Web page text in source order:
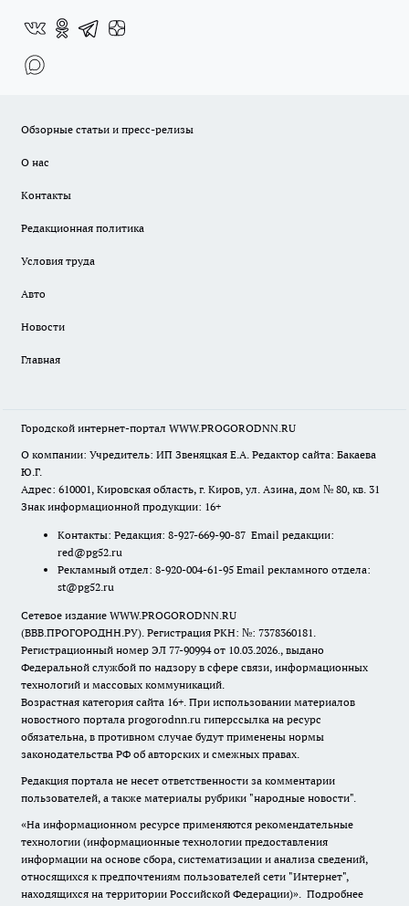
Обзорные статьи и пресс-релизы
О нас
Контакты
Редакционная политика
Условия труда
Авто
Новости
Главная
Городской интернет-портал WWW.PROGORODNN.RU
О компании: Учредитель: ИП Звеняцкая Е.А. Редактор сайта: Бакаева
Ю.Г.
Адрес: 610001, Кировская область, г. Киров, ул. Азина, дом № 80, кв. 31
Знак информационной продукции: 16+
Контакты: Редакция: 8-927-669-90-87 Email редакции:
red@pg52.ru
Рекламный отдел: 8-920-004-61-95 Email рекламного отдела:
st@pg52.ru
Сетевое издание WWW.PROGORODNN.RU
(ВВВ.ПРОГОРОДНН.РУ). Регистрация РКН: №: 7378360181.
Регистрационный номер ЭЛ 77-90994 от 10.03.2026., выдано
Федеральной службой по надзору в сфере связи, информационных
технологий и массовых коммуникаций.
Возрастная категория сайта 16+. При использовании материалов
новостного портала progorodnn.ru гиперссылка на ресурс
обязательна, в противном случае будут применены нормы
законодательства РФ об авторских и смежных правах.
Редакция портала не несет ответственности за комментарии
пользователей, а также материалы рубрики "народные новости".
«На информационном ресурсе применяются рекомендательные
технологии (информационные технологии предоставления
информации на основе сбора, систематизации и анализа сведений,
относящихся к предпочтениям пользователей сети "Интернет",
находящихся на территории Российской Федерации)». Подробнее